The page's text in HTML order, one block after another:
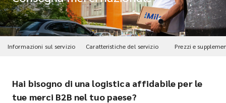
Informazioni sul servizio Caratteristiche del servizio Prezzi e
Hai bisogno di una logistica affidabile per le
tue merci B2B nel tuo paese?
iMile Chat